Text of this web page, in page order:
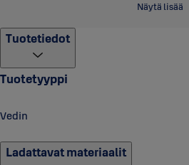
Näytä lisää
Tuotetiedot
Tuotetyyppi
Vedin
Ladattavat materiaalit